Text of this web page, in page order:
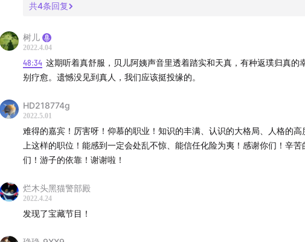
欢迎牧老师回归！
退休外交官姐姐点名夸赞时间；
外交档案里的珍宝；
十几年驻外全球几乎跑一圈；
驻外风险往往意想不到；
遭遇战乱被武装部队夹在中间拍照；
外交官养成记可能会劝退不少人；
外交人员是文装的解放军；
到了外交部，出国并不像散步；
亲历两次回归，谈判过程像电影；
上了谈判桌是朋友也要严肃交涉；
在国外就是国人的娘家人；
共4条回复
树儿
2022.4.04
48:34 这期听着真舒服，贝儿阿姨声音里透着踏实和天真，有种返璞归真的
别疗愈。遗憾没见到真人，我们应该挺投缘的。
HD218774g
2022.5.01
难得的嘉宾！厉害呀！仰慕的职业！知识的丰满、认识的大格局、人格的高
上这样的职位！能感到一定会处乱不惊、能信任化险为夷！感谢你们！辛苦
们！游子的依靠！谢谢啦！
烂木头黑猫警部殿
2022.4.24
发现了宝藏节目！